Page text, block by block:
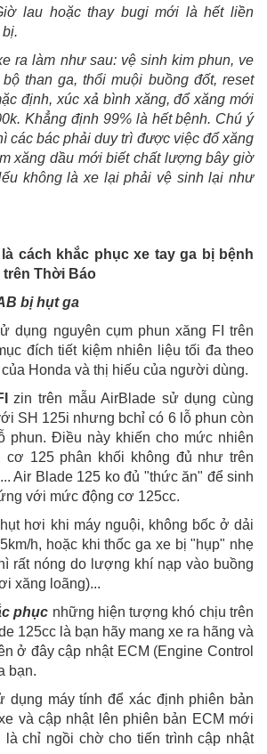
lau hoặc thay bugi mới là hết liền
ra làm như sau: vệ sinh kim phun, ve
than ga, thổi muội buồng đốt, reset
định, xúc xả bình xăng, đổ xăng mới
Khẳng định 99% là hết bệnh. Chú ý
các bác phải duy trì được việc đổ xăng
xăng dầu mới biết chất lượng bây giờ
không là xe lại phải vệ sinh lại như
cách khắc phục xe tay ga bị bệnh
trên Thời Báo
bị hụt ga
dụng nguyên cụm phun xăng FI trên
đích tiết kiệm nhiên liệu tối đa theo
Honda và thị hiếu của người dùng.
zin trên mẫu AirBlade sử dụng cùng
SH 125i nhưng bchỉ có 6 lỗ phun còn
phun. Điều này khiến cho mức nhiên
cơ 125 phân khối không đủ như trên
Air Blade 125 ko đủ "thức ăn" để sinh
với mức động cơ 125cc.
hơi khi máy nguội, không bốc ở dải
h, hoặc khi thốc ga xe bị "hụp" nhẹ
rất nóng do lượng khí nạp vào buồng
xăng loãng)...
phục những hiện tượng khó chịu trên
125cc là bạn hãy mang xe ra hãng và
ở đây cập nhật ECM (Engine Control
bạn.
dụng máy tính để xác định phiên bản
và cập nhật lên phiên bản ECM mới
là chỉ ngồi chờ cho tiến trình cập nhật